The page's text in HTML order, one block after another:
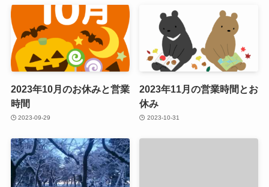
2023年10月のお休みと営業
時間
2023-09-29
2023年11月の営業時間とお
休み
2023-10-31